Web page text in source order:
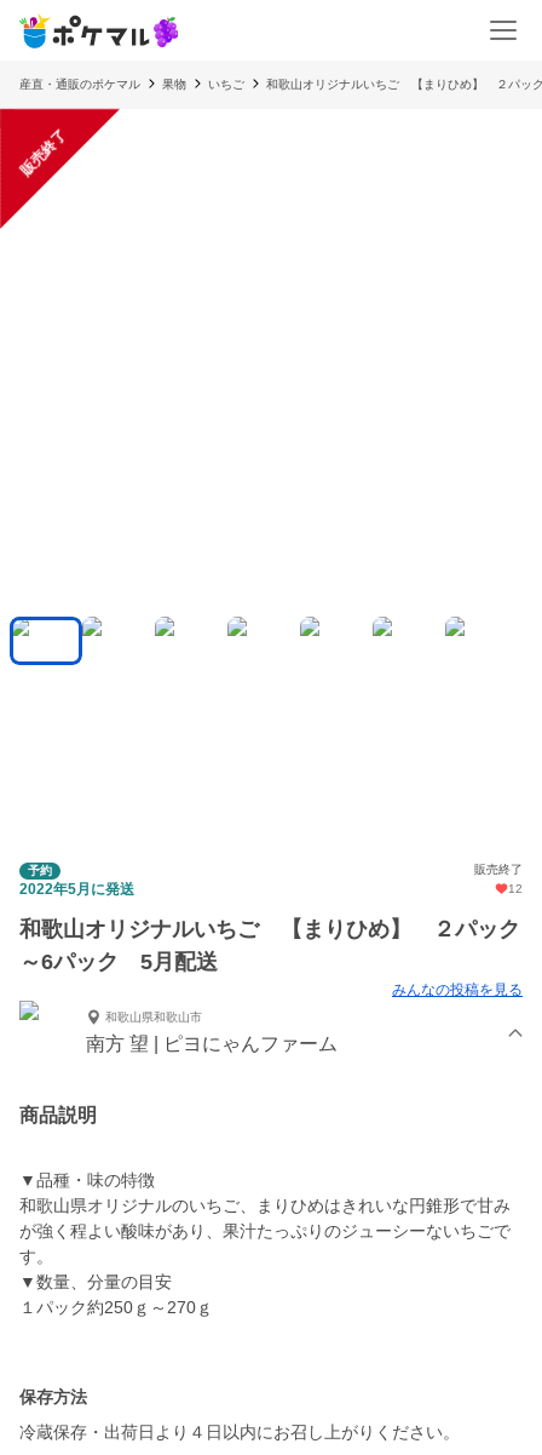
産直・通販のポケマル 果物 いちご 和歌山オリジナルいちご 【まりひめ】 ２パッ
販売終了
予約 販売終了
2022年5月に発送 12
和歌山オリジナルいちご 【まりひめ】 ２パック
～6パック 5月配送
みんなの投稿を見る
和歌山県和歌山市
南方 望 | ピヨにゃんファーム
商品説明
▼品種・味の特徴
和歌山県オリジナルのいちご、まりひめはきれいな円錐形で甘み
が強く程よい酸味があり、果汁たっぷりのジューシーないちごで
す。
▼数量、分量の目安
１パック約250ｇ～270ｇ
保存方法
冷蔵保存・出荷日より４日以内にお召し上がりください。